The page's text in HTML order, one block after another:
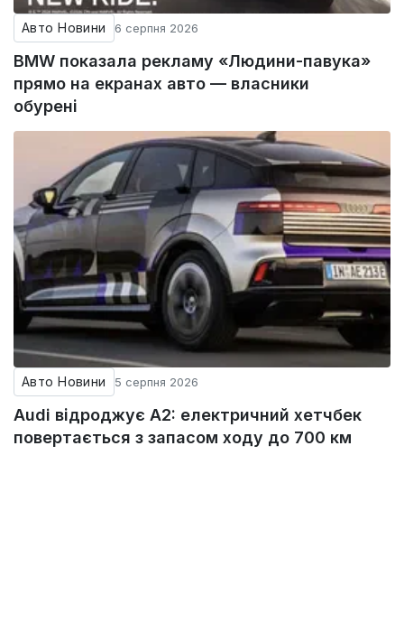
Авто Новини 6 серпня 2026
BMW показала рекламу «Людини-павука»
прямо на екранах авто — власники
обурені
Авто Новини 5 серпня 2026
Audi відроджує A2: електричний хетчбек
повертається з запасом ходу до 700 км